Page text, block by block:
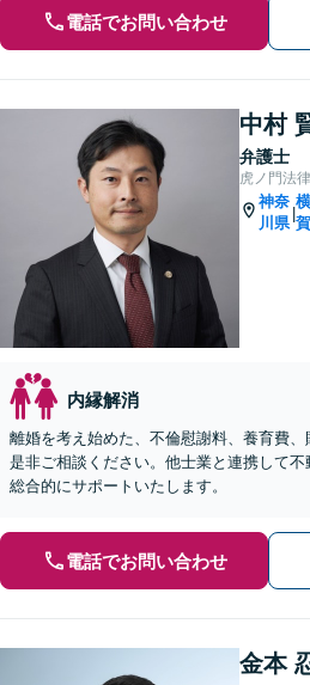
電話でお問い合わせ
中村
弁護士
虎ノ門法
神奈
川県
|
内縁解消
離婚を考え始めた、不倫慰謝料、養育費
是非ご相談ください。他士業と連携して
総合的にサポートいたします。
電話でお問い合わせ
金本